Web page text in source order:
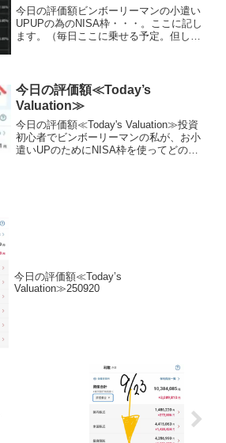
今日の評価額ビンボーリーマンの小遣い
UPUPの為のNISA枠・・・。ここに記し
ます。（毎日ここに乗せる予定。但し日
てます。最近は、S...
今日の評価額≪Today’s
Valuation≫
今日の評価額≪Today's Valuation≫投資
初心者でビンボーリーマンの私が、お小
遣いUPのためにNISA枠を使ってどの銘
今日の評価額≪Today’s
Valuation≫250920